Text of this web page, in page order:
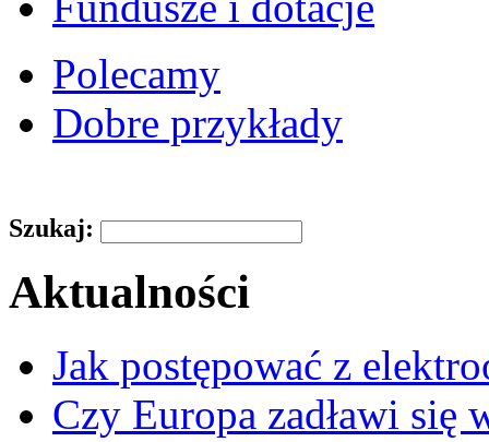
Polecamy
Dobre przykłady
Szukaj:
Aktualności
Jak postępować z
Czy Europa zadławi się